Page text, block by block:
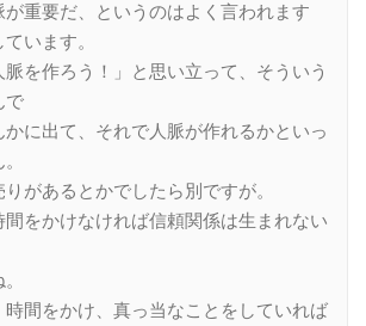
が重要だ、というのはよく言われます
います。
を作ろう！」と思い立って、そういう
で
に出て、それで人脈が作れるかといっ
があるとかでしたら別ですが。
をかけなければ信頼関係は生まれない
時間をかけ、真っ当なことをしていれば